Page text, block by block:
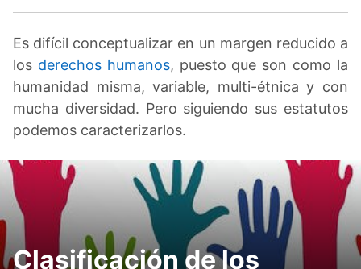
Es difícil conceptualizar en un margen reducido a
los derechos humanos, puesto que son como la
humanidad misma, variable, multi-étnica y con
mucha diversidad. Pero siguiendo sus estatutos
podemos caracterizarlos.
Clasificación de los